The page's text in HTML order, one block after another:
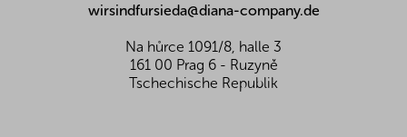
Z toho nasycené mastné k. (g)
0,3
Kohlenhydrate (g)
68
Davon Zucker (g)
3,8
10,5
wirsindfursieda@diana-company.de
Na hůrce 1091/8, halle 3
161 00 Prag 6 - Ruzyně
Tschechische Republik